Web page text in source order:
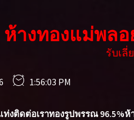
ห้างทองแม่พล
รับเลี่
1:56:05 PM
ท่งติดต่อเราทองรูปพรรณ 96.5%ห้